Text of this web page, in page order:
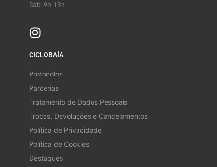
Sáb: 9h-13h
CICLOBAÍA
Protocolos
Parcerias
Tratamento de Dados Pessoais
Trocas, Devoluções e Cancelamentos
Política de Privacidade
Política de Cookies
Destaques